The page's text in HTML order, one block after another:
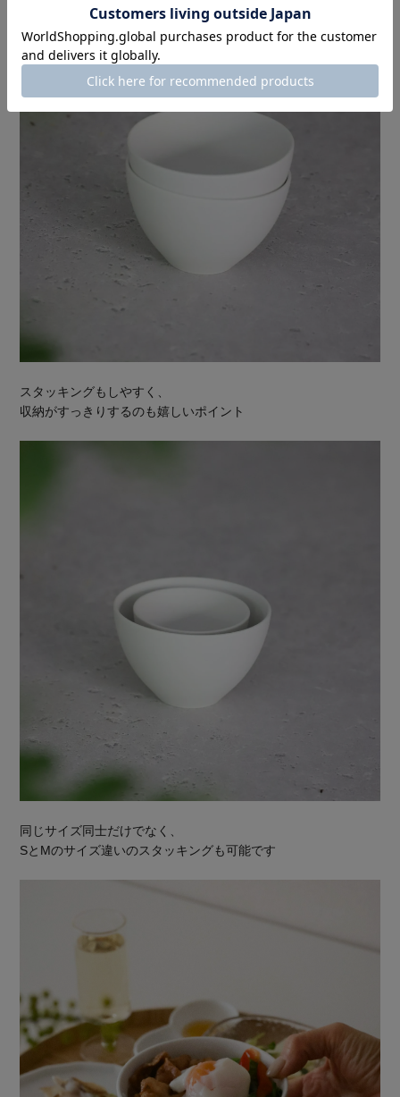
スタッキングもしやすく、
収納がすっきりするのも嬉しいポイント
同じサイズ同士だけでなく、
SとMのサイズ違いのスタッキングも可能です